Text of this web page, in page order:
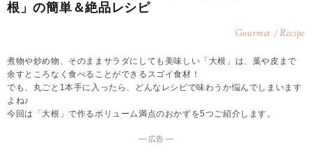
根」の簡単＆絶品レシピ
Gourmet / Recipe
煮物や炒め物、そのままサラダにしても美味しい「大根」は、葉や皮まで
余すところなく食べることができるスゴイ食材！
でも、丸ごと1本手に入ったら、どんなレシピで味わうか悩んでしまいます
よね♪
今回は「大根」で作るボリューム満点のおかずを5つご紹介します。
― 広告 ―